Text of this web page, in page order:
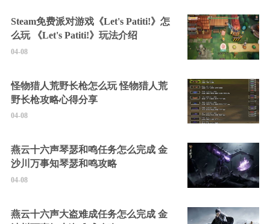
Steam免费派对游戏《Let's Patiti!》怎
么玩 《Let's Patiti!》玩法介绍
04-08
怪物猎人荒野长枪怎么玩 怪物猎人荒
野长枪攻略心得分享
04-08
燕云十六声琴瑟和鸣任务怎么完成 金
沙川万事知琴瑟和鸣攻略
04-08
燕云十六声大盗难成任务怎么完成 金